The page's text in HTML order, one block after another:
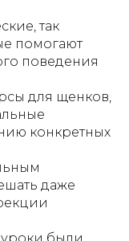
так
помогают
поведения
для щенков,
конкретных
даже